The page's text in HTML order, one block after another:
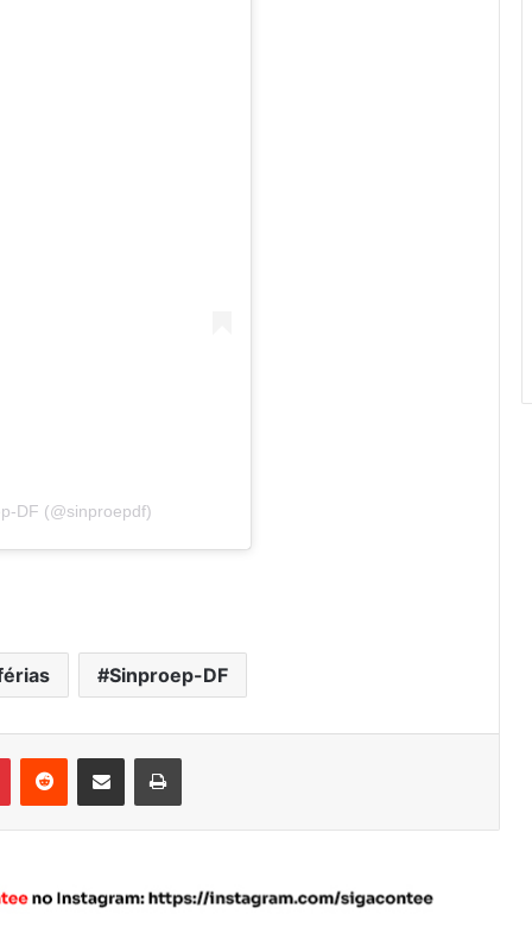
DF (@sinproepdf)
Sinproep-DF